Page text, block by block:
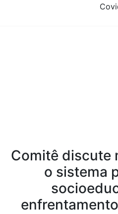
Comitê discute
o sistema